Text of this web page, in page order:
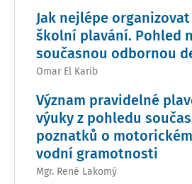
Jak nejlépe
školní plavání. Pohled
současnou odbornou
Omar El Karib
Význam pravidelné
výuky z pohledu
poznatků o
vodní gramotnosti
Mgr. René Lakomý